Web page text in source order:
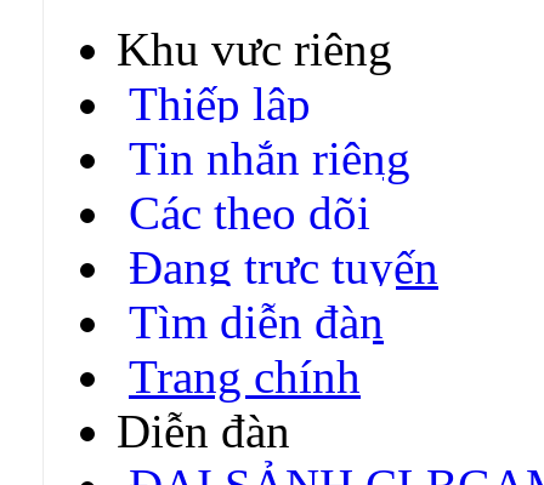
Khu vực riêng
Thiếp lập
Tin nhắn riêng
Các theo dõi
Đang trực tuyến
Tìm diễn đàn
Trang chính
Diễn đàn